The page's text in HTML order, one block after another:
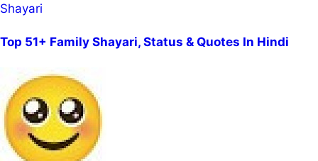
Shayari
Top 51+ Family Shayari, Status & Quotes In Hindi